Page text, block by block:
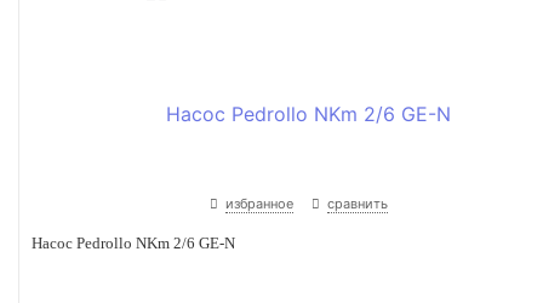
избранное сравнить
Насос Pedrollo NKm 2/6 GE-N